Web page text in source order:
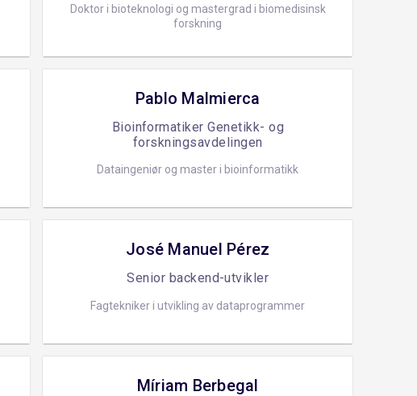
Doktor i bioteknologi og mastergrad i biomedisinsk
forskning
Pablo Malmierca
Bioinformatiker Genetikk- og
forskningsavdelingen
Dataingeniør og master i bioinformatikk
José Manuel Pérez
Senior backend-utvikler
Fagtekniker i utvikling av dataprogrammer
Míriam Berbegal